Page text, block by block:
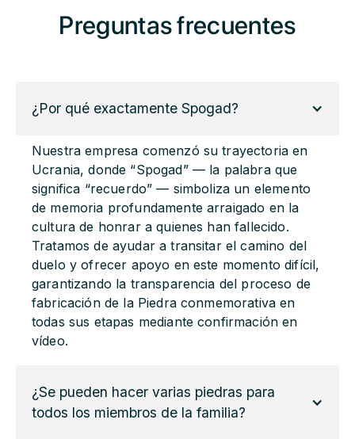
Preguntas frecuentes
¿Por qué exactamente Spogad?
Nuestra empresa comenzó su trayectoria en
Ucrania, donde “Spogad” — la palabra que
significa “recuerdo” — simboliza un elemento
de memoria profundamente arraigado en la
cultura de honrar a quienes han fallecido.
Tratamos de ayudar a transitar el camino del
duelo y ofrecer apoyo en este momento difícil,
garantizando la transparencia del proceso de
fabricación de la Piedra conmemorativa en
todas sus etapas mediante confirmación en
vídeo.
¿Se pueden hacer varias piedras para
todos los miembros de la familia?